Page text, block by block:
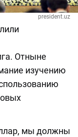
president.uz
Отныне
изучению
мы должны